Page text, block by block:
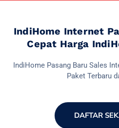
IndiHome Internet
Cepat Harga
IndiHome Pasang Baru Sales
Paket Terbaru
DAFTAR